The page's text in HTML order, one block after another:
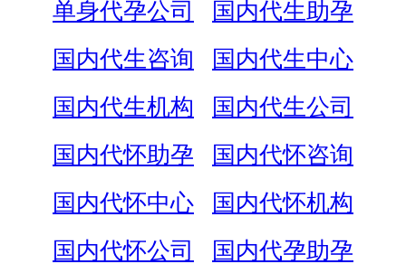
单身代孕公司
国内代生助孕
国内代生咨询
国内代生中心
国内代生机构
国内代生公司
国内代怀助孕
国内代怀咨询
国内代怀中心
国内代怀机构
国内代怀公司
国内代孕助孕